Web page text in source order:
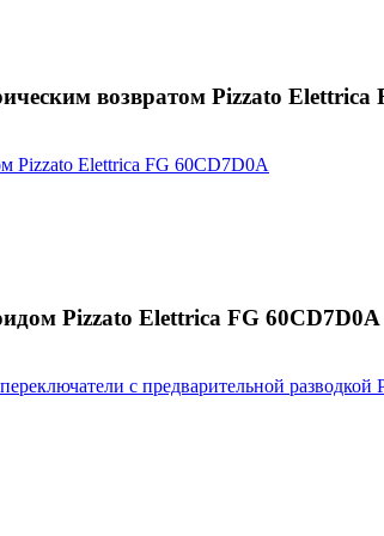
возвратом Pizzato Elettrica
Pizzato Elettrica FG 60CD7D0A